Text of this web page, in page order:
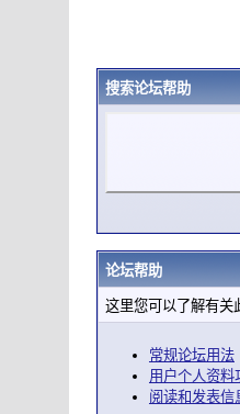
搜索论坛帮助
论坛帮助
这里您可以了解有关
常规论坛用法
用户个人资料
阅读和发表信